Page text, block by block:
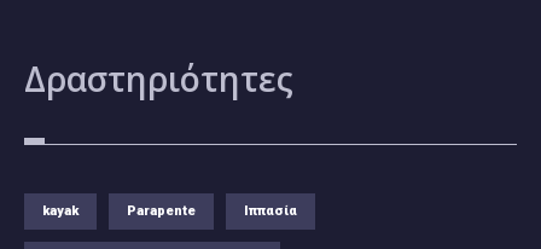
Δραστηριότητες
kayak Parapente Ιππασία